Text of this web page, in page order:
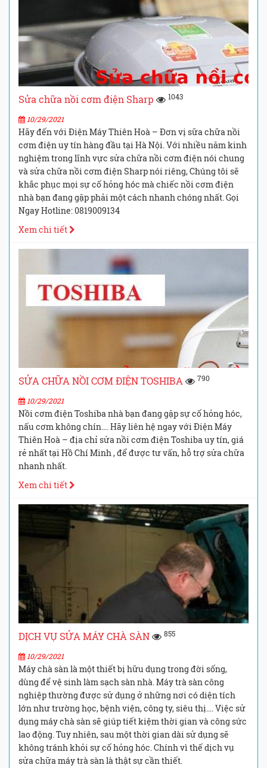
Sửa chữa nồi cơm điện Sharp 1043
10/29/2021
Hãy đến với Điện Máy Thiên Hoà – Đơn vị sữa chữa nồi
cơm điện uy tín hàng đầu tại Hà Nội. Với nhiều năm kinh
nghiệm trong lĩnh vực sửa chữa nồi cơm điện nói chung
và sửa chữa nồi cơm điện Sharp nói riêng, Chúng tôi sẽ
khắc phục mọi sự cố hỏng hóc mà chiếc nồi cơm điện
nhà bạn đang gặp phải một cách nhanh chóng nhất. Gọi
Ngay Hotline: 0819009134
Xem chi tiết
SỬA CHỮA NỒI CƠM ĐIỆN TOSHIBA 790
10/29/2021
Nồi cơm điện Toshiba nhà bạn đang gặp sự cố hỏng hóc,
nấu cơm không chín…. Hãy liên hệ ngay với Điện Máy
Thiên Hoà – địa chỉ sửa nồi cơm điện Toshiba uy tín, giá
rẻ nhất tại Hồ Chí Minh , để được tư vấn, hỗ trợ sửa chữa
nhanh nhất.
Xem chi tiết
DỊCH VỤ SỬA MÁY CHÀ SÀN 855
10/29/2021
Máy chà sàn là một thiết bị hữu dụng trong đời sống,
dùng để vệ sinh làm sạch sàn nhà. Máy trà sàn công
nghiệp thường được sử dụng ở những nơi có diện tích
lớn như trường học, bệnh viện, công ty, siêu thị…. Việc sử
dụng máy chà sàn sẽ giúp tiết kiệm thời gian và công sức
lao động. Tuy nhiên, sau một thời gian dài sử dụng sẽ
không tránh khỏi sự cố hỏng hóc. Chính vì thế dịch vụ
sửa chữa máy trà sàn là thật sự cần thiết.